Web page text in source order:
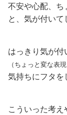
不安や心配、ち
と、気が付いて
はっきり気が付
（ちょっと変な表現
気持ちにフタを
こういった考